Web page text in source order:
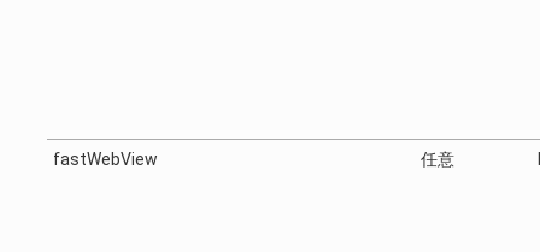
fastWebView 任意